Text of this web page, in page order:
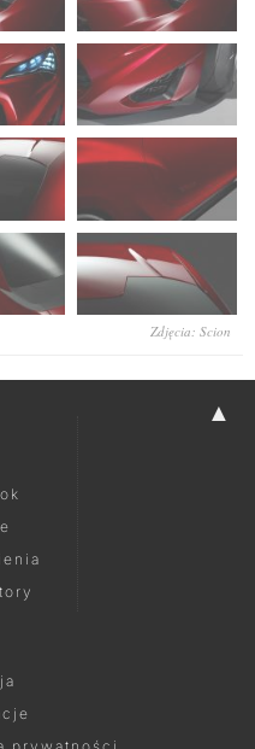
Zdjęcia: Scion
▲